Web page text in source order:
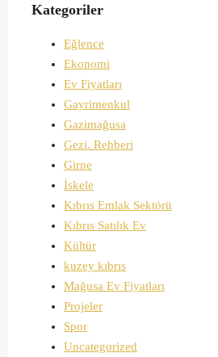
Kategoriler
Eğlence
Ekonomi
Ev Fiyatları
Gayrimenkul
Gazimağusa
Gezi. Rehberi
Girne
İskele
Kıbrıs Emlak Sektörü
Kıbrıs Satılık Ev
Kültür
kuzey kıbrıs
Mağusa Ev Fiyatları
Projeler
Spor
Uncategorized